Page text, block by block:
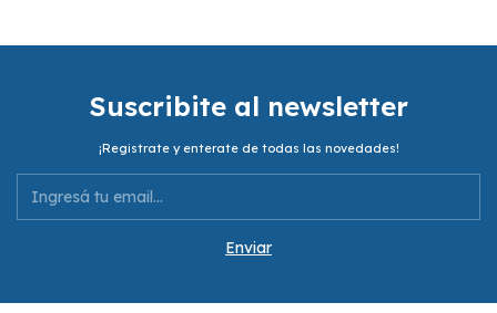
Suscribite al newsletter
¡Registrate y enterate de todas las novedades!